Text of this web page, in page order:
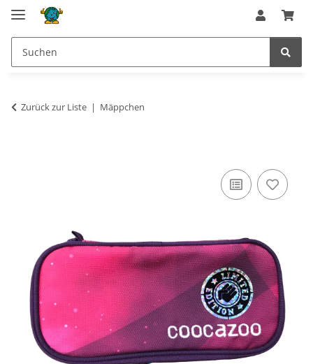
Zurück zur Liste Mäppchen